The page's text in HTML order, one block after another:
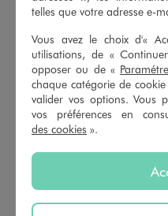
contrôle
Voir tous les avis sur ce site
5étoiles
4étoiles
3étoiles
2étoiles
1étoile
Trier les avis
telles que votre adresse e-
Vous avez le choix d'«
utilisations, de «
opposer ou de «
chaque catégorie de
valider vos options. Vous
vos préférences en
des cookies ».